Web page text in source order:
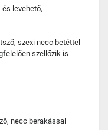
levehető,
szexi necc betéttel -
szellőzik is
necc berakással